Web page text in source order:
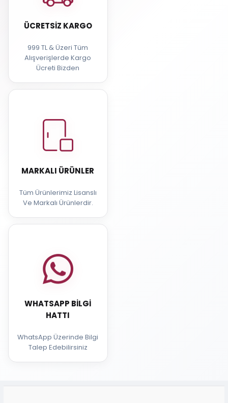
ÜCRETSIZ KARGO
999 TL & Üzeri Tüm
Alışverişlerde Kargo
Ücreti Bizden
MARKALI ÜRÜNLER
Tüm Ürünlerimiz Lisanslı
Ve Markalı Ürünlerdir.
WHATSAPP BILGI
HATTI
WhatsApp Üzerinde Bilgi
Talep Edebilirsiniz